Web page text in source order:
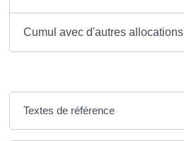
Cumul avec d'autres allocations
Textes de référence